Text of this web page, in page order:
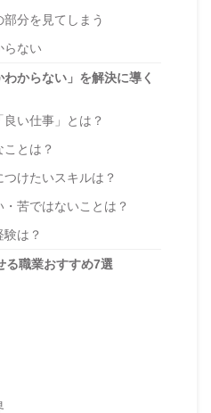
分を見てしまう
らない
からない」を解決に導く
い仕事」とは？
とは？
けたいスキルは？
苦ではないことは？
は？
る職業おすすめ7選